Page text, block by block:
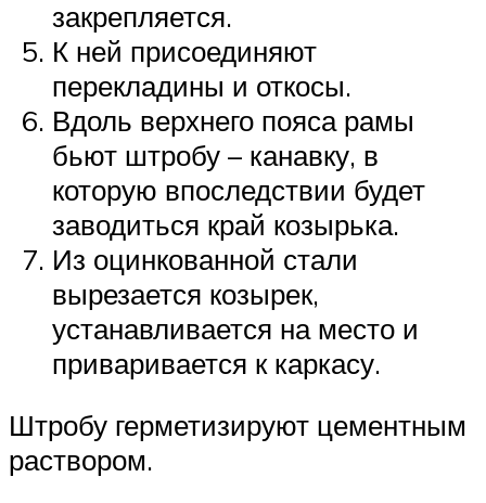
закрепляется.
К ней присоединяют
перекладины и откосы.
Вдоль верхнего пояса рамы
бьют штробу – канавку, в
которую впоследствии будет
заводиться край козырька.
Из оцинкованной стали
вырезается козырек,
устанавливается на место и
приваривается к каркасу.
Штробу герметизируют цементным
раствором.